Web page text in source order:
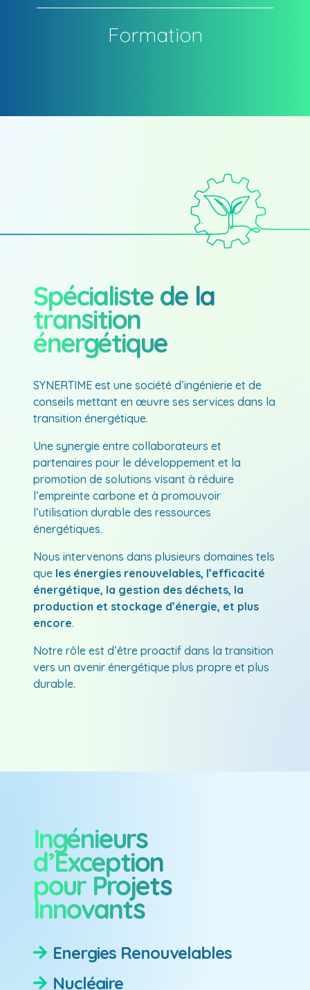
Formation
Spécialiste de la
transition
énergétique
SYNERTIME est une société d’ingénierie et de
conseils mettant en œuvre ses services dans la
transition énergétique.
Une synergie entre collaborateurs et
partenaires pour le développement et la
promotion de solutions visant à réduire
l’empreinte carbone et à promouvoir
l’utilisation durable des ressources
énergétiques.
Nous intervenons dans plusieurs domaines tels
que les énergies renouvelables, l’efficacité
énergétique, la gestion des déchets, la
production et stockage d’énergie, et plus
encore.
Notre rôle est d’être proactif dans la transition
vers un avenir énergétique plus propre et plus
durable.
Ingénieurs
d’Exception
pour Projets
Innovants
Energies Renouvelables
Nucléaire